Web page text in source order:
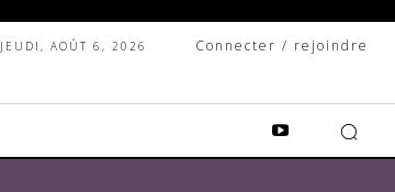
JEUDI, AOÛT 6, 2026 Connecter / rejoindre